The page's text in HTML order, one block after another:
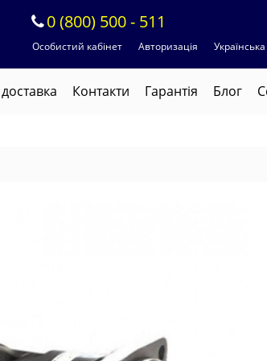
0 (800) 500 - 511
Особистий кабінет Авторизація Українська
Контакти Гарантія Блог